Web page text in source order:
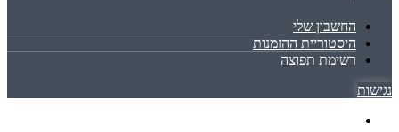
החשבון שלי
היסטוריית ההזמנות
רשימת תפוצה
נגישות